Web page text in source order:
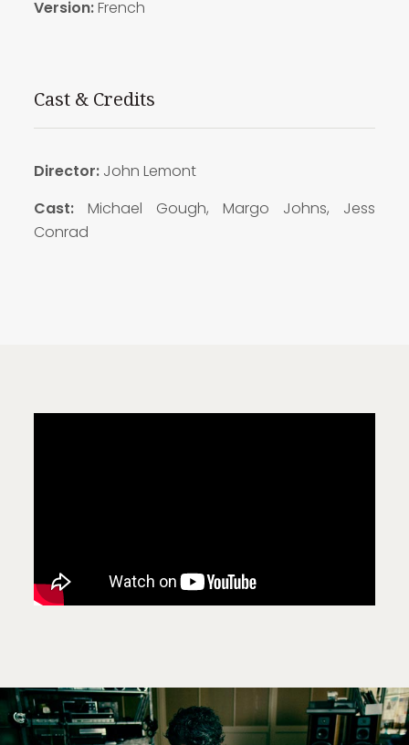
Version:French
Cast & Credits
Director: John Lemont
Cast: Michael Gough, Margo Johns, Jess
Conrad